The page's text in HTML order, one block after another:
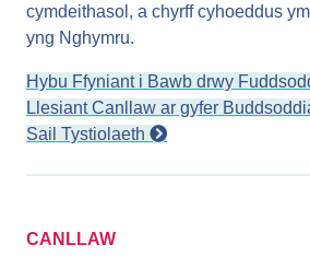
cymdeithasol, a chyrff cyhoeddus ym
yng Nghymru.
Hybu Ffyniant i Bawb drwy
Llesiant Canllaw ar gyfer
Sail Tystiolaeth
CANLLAW